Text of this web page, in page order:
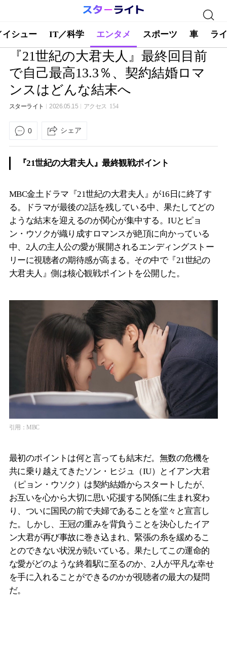
イシュー IT／科学 エンタメ スポーツ 車 ラ
『21世紀の大君夫人』最終回目前
で自己最高13.3％、契約結婚ロマ
ンスはどんな結末へ
スターライト 2026.05.15 アクセス 154
0 シェア
『21世紀の大君夫人』最終観戦ポイント
MBC金土ドラマ『21世紀の大君夫人』が16日に終了す
る。ドラマが最後の2話を残している中、果たしてどの
ような結末を迎えるのか関心が集中する。IUとピョ
ン・ウソクが織り成すロマンスが絶頂に向かっている
中、2人の主人公の愛が展開されるエンディングストー
リーに視聴者の期待感が高まる。その中で『21世紀の
大君夫人』側は核心観戦ポイントを公開した。
引用：MBC
最初のポイントは何と言っても結末だ。無数の危機を
共に乗り越えてきたソン・ヒジュ（IU）とイアン大君
（ピョン・ウソク）は契約結婚からスタートしたが、
お互いを心から大切に思い応援する関係に生まれ変わ
り、ついに国民の前で夫婦であることを堂々と宣言し
た。しかし、王冠の重みを背負うことを決心したイア
ン大君が再び事故に巻き込まれ、緊張の糸を緩めるこ
とのできない状況が続いている。果たしてこの運命的
な愛がどのような終着駅に至るのか、2人が平凡な幸せ
を手に入れることができるのかが視聴者の最大の疑問
だ。